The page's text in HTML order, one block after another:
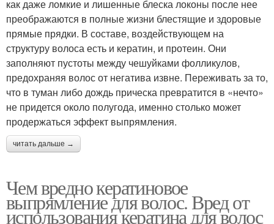
как даже ломкие и лишенные блеска локоны после нее
преображаются в полные жизни блестящие и здоровые
прямые прядки. В составе, воздействующем на
структуру волоса есть и кератин, и протеин. Они
заполняют пустоты между чешуйками фолликулов,
предохраняя волос от негатива извне. Переживать за то,
что в туман либо дождь прическа превратится в «нечто»
не придется около полугода, именно столько может
продержаться эффект выпрямления.
читать дальше →
Чем вредно кератиновое
выпрямление для волос. Вред от
использования кератина для волос